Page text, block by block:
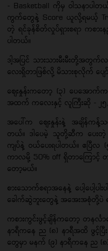
- Basketball ကိုမှ ဝါသနာပါတ
ကွက်တွေနဲ့ Score ယူလို့ရမယ့်
တဲ့ ရင်ခုန်စိတ်လှုပ်ရှားစရာ ကစားန
ပါတယ်။
ဒါ့အပြင် သားသားမီးမီးတို့အတွက်
လေးရှိတာဖြစ်လို့ မိသားစုလိုက် ပျေ
စျေးနှုန်းကတော့ (၃) ပေအောက်
အထက် ကလေးနှင့် လူကြီးဆို - ၂၅
အပေါ်က စျေးနှုန်းနဲ့ အချိန်က
တယ်။ ဒါပေမဲ့ သူတို့ဆီက ပေးတဲ့
ကျပ်နဲ့ ဝယ်ပေးရပါတယ်။ ဧပြီလ
ကာလမို့ 50% off ရှိတာကြောင့်
တော့မယ်။
စားသောက်စရာအနေနဲ့ ပေါ့ပေါ့ပ
ခေါက်ဆွဲဘူးတွေနဲ့ အအေးအစုံတို့ပဲ
ကစားကွင်းဖွင့်ချိန်ကတော့ တနင်္
နာရီကနေ ည (၈) နာရီအထိ ဖွင့်ပြီ
တွေမှာ မနက် (၉) နာရီကနေ ည (